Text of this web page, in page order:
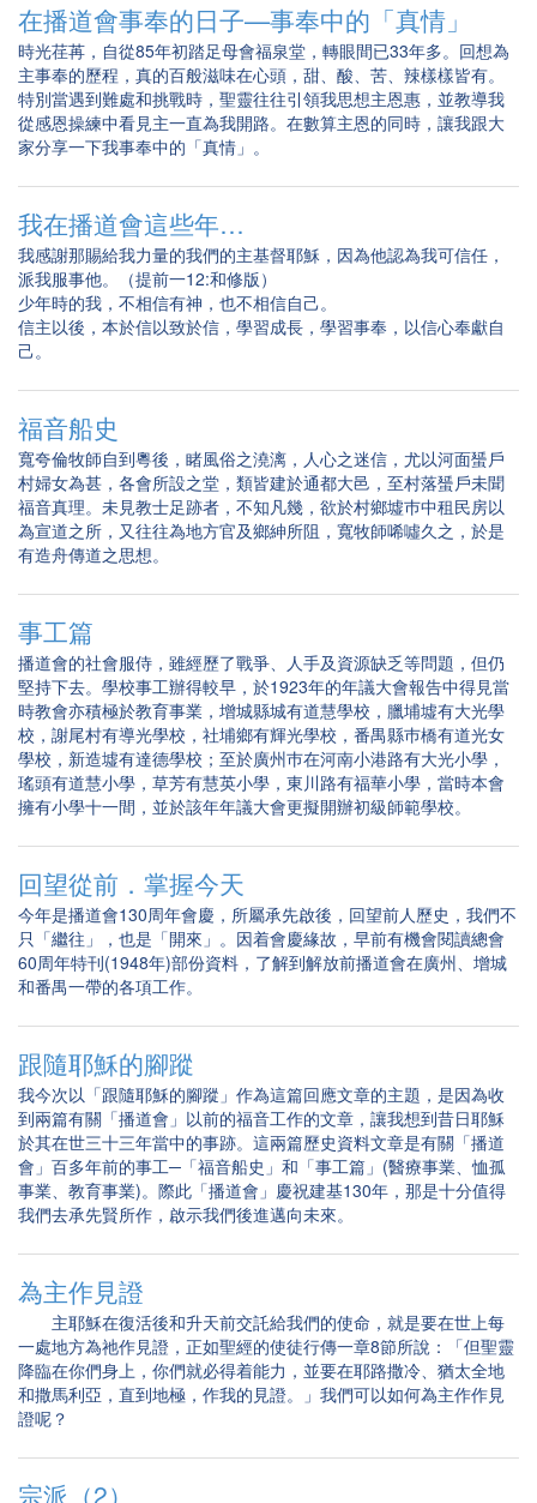
在播道會事奉的日子—事奉中的「真情」
時光荏苒，自從85年初踏足母會福泉堂，轉眼間已33年多。回想為
主事奉的歷程，真的百般滋味在心頭，甜、酸、苦、辣樣樣皆有。
特別當遇到難處和挑戰時，聖靈往往引領我思想主恩惠，並教導我
從感恩操練中看見主一直為我開路。在數算主恩的同時，讓我跟大
家分享一下我事奉中的「真情」。
我在播道會這些年…
我感謝那賜給我力量的我們的主基督耶穌，因為他認為我可信任，
派我服事他。（提前一12:和修版）
少年時的我，不相信有神，也不相信自己。
信主以後，本於信以致於信，學習成長，學習事奉，以信心奉獻自
己。
福音船史
寬夸倫牧師自到粵後，睹風俗之澆漓，人心之迷信，尤以河面蜑戶
村婦女為甚，各會所設之堂，類皆建於通都大邑，至村落蜑戶未聞
福音真理。未見教士足跡者，不知凡幾，欲於村鄉墟巿中租民房以
為宣道之所，又往往為地方官及鄉紳所阻，寬牧師唏噓久之，於是
有造舟傳道之思想。
事工篇
播道會的社會服侍，雖經歷了戰爭、人手及資源缺乏等問題，但仍
堅持下去。學校事工辦得較早，於1923年的年議大會報告中得見當
時教會亦積極於教育事業，增城縣城有道慧學校，臘埔墟有大光學
校，謝尾村有導光學校，社埔鄉有輝光學校，番禺縣巿橋有道光女
學校，新造墟有達德學校；至於廣州巿在河南小港路有大光小學，
瑤頭有道慧小學，草芳有慧英小學，東川路有福華小學，當時本會
擁有小學十一間，並於該年年議大會更擬開辦初級師範學校。
回望從前．掌握今天
今年是播道會130周年會慶，所屬承先啟後，回望前人歷史，我們不
只「繼往」，也是「開來」。因着會慶緣故，早前有機會閱讀總會
60周年特刊(1948年)部份資料，了解到解放前播道會在廣州、增城
和番禺一帶的各項工作。
跟隨耶穌的腳蹤
我今次以「跟隨耶穌的腳蹤」作為這篇回應文章的主題，是因為收
到兩篇有關「播道會」以前的福音工作的文章，讓我想到昔日耶穌
於其在世三十三年當中的事跡。這兩篇歷史資料文章是有關「播道
會」百多年前的事工─「福音船史」和「事工篇」(醫療事業、恤孤
事業、教育事業)。際此「播道會」慶祝建基130年，那是十分值得
我們去承先賢所作，啟示我們後進邁向未來。
為主作見證
主耶穌在復活後和升天前交託給我們的使命，就是要在世上每
一處地方為祂作見證，正如聖經的使徒行傳一章8節所說：「但聖靈
降臨在你們身上，你們就必得着能力，並要在耶路撒冷、猶太全地
和撒馬利亞，直到地極，作我的見證。」我們可以如何為主作作見
證呢？
宗派（2）